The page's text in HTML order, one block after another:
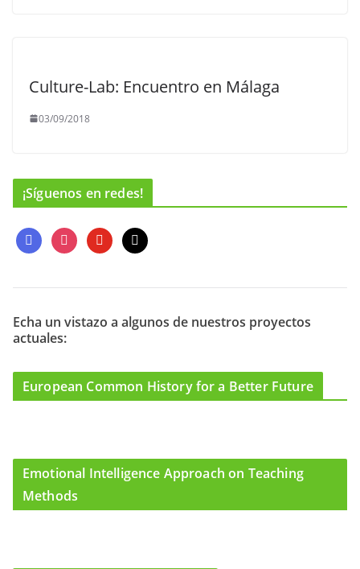
Culture-Lab: Encuentro en Málaga
03/09/2018
¡Síguenos en redes!
f
a
e
o
o
i
n
t
g
r
m
y
o
t
b
m
a
l
Echa un vistazo a algunos de nuestros proyectos
actuales:
European Common History for a Better Future
Emotional Intelligence Approach on Teaching
Methods